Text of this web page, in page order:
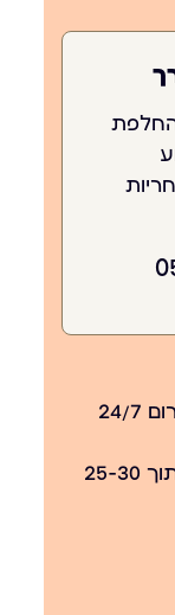
אחריות
מנעולן שבת וחג – שירות חירום 24/7
מנעולן חירום 24/7 – הגעה תוך 25-30